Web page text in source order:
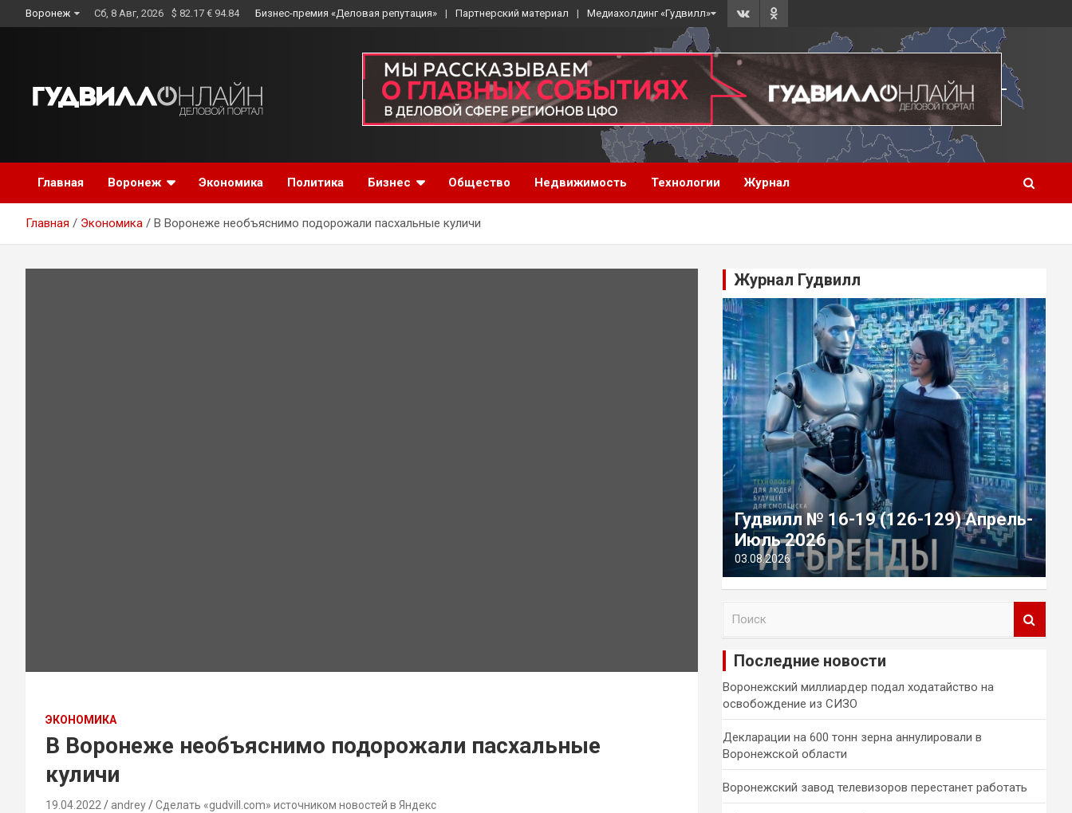
to
Воронеж Сб, 8 Авг, 2026 $ 82.17 € 94.84 Бизнес-премия «Деловая репутация» Партнерский материал Медиахолдинг «Гудвилл»
Главная Воронеж Экономика Политика Бизнес Общество Недвижимость Технологии Журнал
Главная Экономика В Воронеже необъяснимо подорожали пасхальные куличи
ЭКОНОМИКА
В Воронеже необъяснимо подорожали пасхальные
куличи
19.04.2022 andrey Сделать «gudvill.com» источником новостей в Яндекс
Журнал Гудвилл
Гудвилл № 16-19 (126-129) Апрель-
Июль 2026
03.08.2026
и
Последние новости
Воронежский миллиардер подал ходатайство на
освобождение из СИЗО
Декларации на 600 тонн зерна аннулировали в
Воронежской области
Воронежский завод телевизоров перестанет работать